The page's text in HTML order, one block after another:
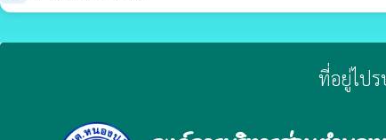
ที่อยู่ไป